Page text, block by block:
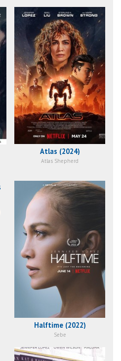
Atlas (2024)
Atlas Shepherd
Halftime (2022)
Sebe